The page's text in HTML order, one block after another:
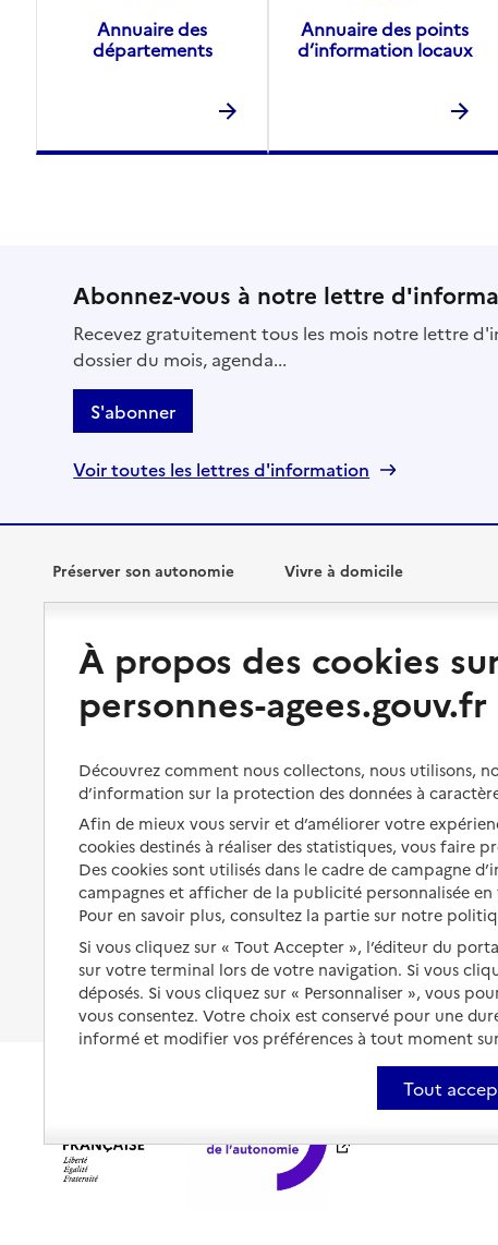
Annuaire des
départements
Annuaire des points
d’information locaux
Abonnez-vous à notre lettre
Recevez gratuitement tous les mois notre lettre
dossier du mois, agenda...
S'abonner
Voir toutes les lettres d'information
Préserver son autonomie
et droits
s'équiper
santé
Organiser à l'avance sa propre
protection
Les mesures de protection
Les obligations de la famille
À qui s’adresser ?
Les politiques du grand âge
Vivre à domicile
Bénéficier de soins à domicile
Aides financières
Partager son logement
Vivre à domicile avec une
maladie ou un handicap
Être hospitalisé
Fin de vie à domicile
À propos des cookies
personnes-agees.gouv.fr
Découvrez comment nous collectons, nous utilisons,
d’information sur la protection des données à
Afin de mieux vous servir et d’améliorer votre
cookies destinés à réaliser des statistiques, vous
Des cookies sont utilisés dans le cadre de campagne
campagnes et afficher de la publicité personnalisée
Pour en savoir plus, consultez la partie sur notre
Si vous cliquez sur « Tout Accepter », l’éditeur du
sur votre terminal lors de votre navigation. Si vous
déposés. Si vous cliquez sur « Personnaliser », vous
vous consentez. Votre choix est conservé pour une
informé et modifier vos préférences à tout moment sur
Tout